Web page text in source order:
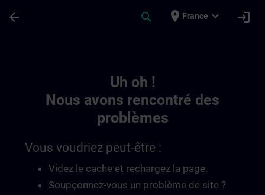
arrow_back search place France expand_more login
Uh oh !
Nous avons rencontré des
problèmes
Vous voudriez peut-être :
Videz le cache et rechargez la page.
Soupçonnez-vous un problème de site ?